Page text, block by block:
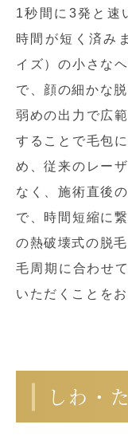
1秒間に3発と速
時間が短く済み
イズ）の小さな
で、顔の細かな
弱めの出力で広
することで毛包
め、従来のレー
なく、施術直後
で、時間短縮に
の熱破壊式の脱毛
毛周期に合わせ
いただくことを
しわ・